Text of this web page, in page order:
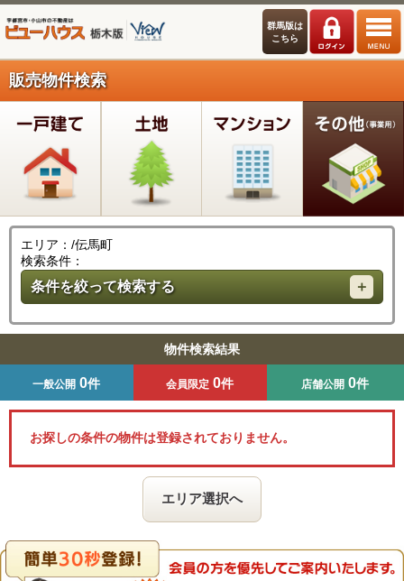
群馬版は
こちら
販売物件検索
エリア：/伝馬町
検索条件：
条件を絞って検索する
物件検索結果
一般公開 0件 会員限定 0件 店舗公開 0件
お探しの条件の物件は登録されておりません。
エリア選択へ